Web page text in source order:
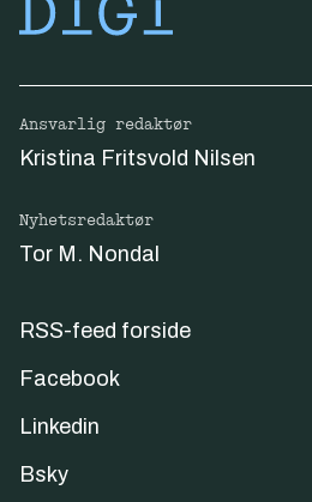
Ansvarlig redaktør
Kristina Fritsvold Nilsen
Nyhetsredaktør
Tor M. Nondal
RSS-feed forside
Facebook
Linkedin
Bsky